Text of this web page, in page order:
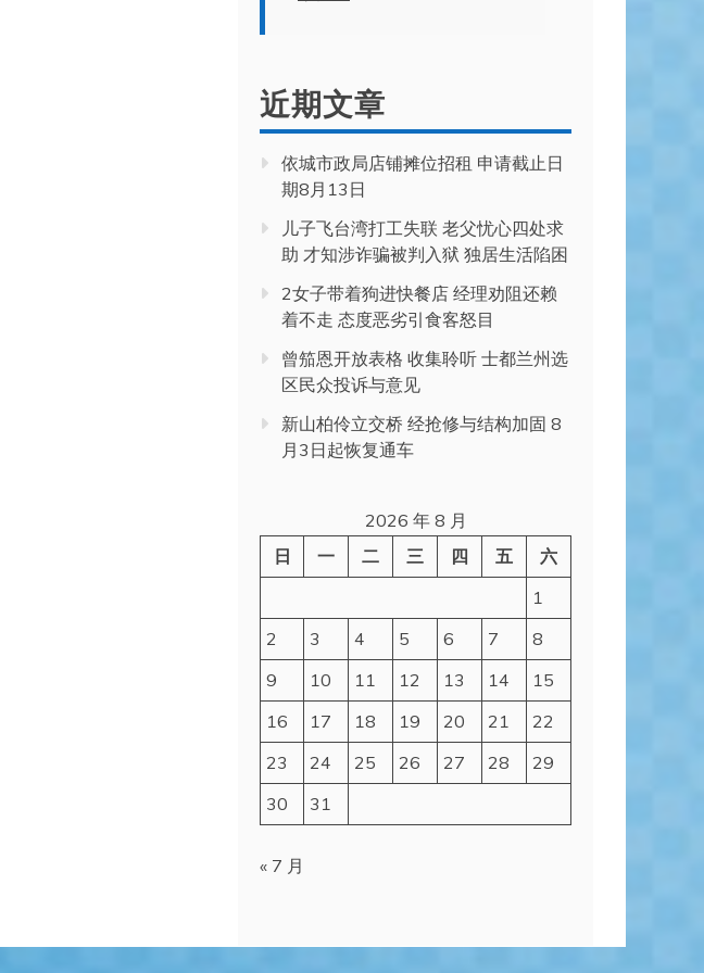
近期文章
依城市政局店铺摊位招租 申请截止日
期8月13日
儿子飞台湾打工失联 老父忧心四处求
助 才知涉诈骗被判入狱 独居生活陷困
2女子带着狗进快餐店 经理劝阻还赖
着不走 态度恶劣引食客怒目
曾笳恩开放表格 收集聆听 士都兰州选
区民众投诉与意见
新山柏伶立交桥 经抢修与结构加固 8
月3日起恢复通车
2026 年 8 月
日
一 二 三 四 五
六
1
2
3 4 5 6 7
8
9
10 11 12 13 14
15
16
17 18 19 20 21
22
23
24 25 26 27 28
29
30
31
« 7 月